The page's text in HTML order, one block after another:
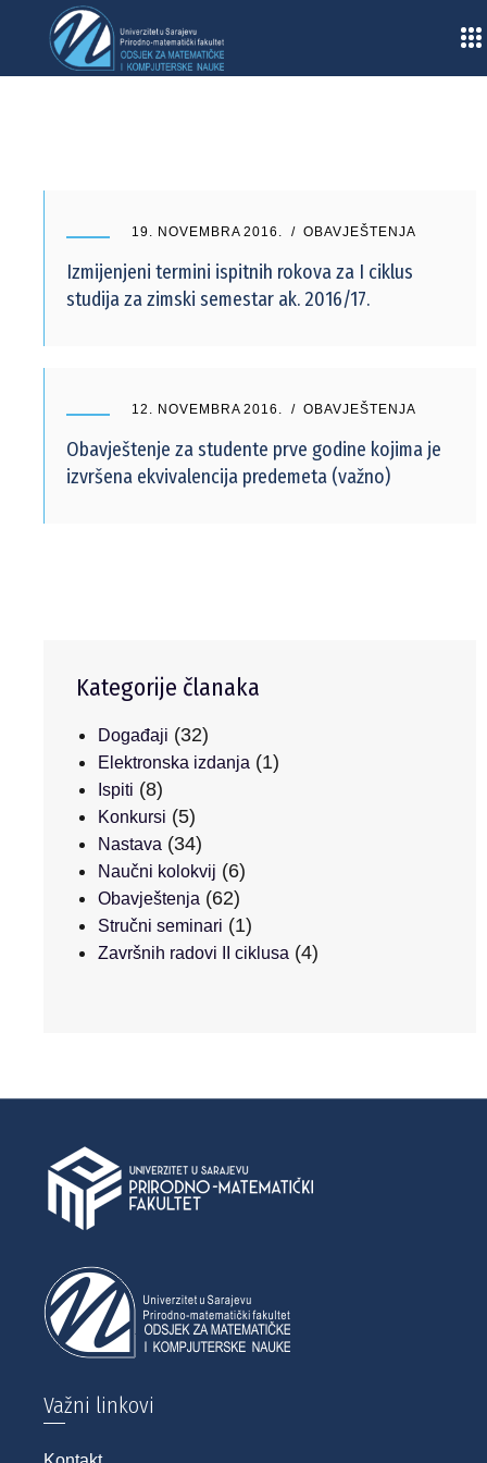
19. NOVEMBRA 2016. OBAVJEŠTENJA
Izmijenjeni termini ispitnih rokova za I ciklus
studija za zimski semestar ak. 2016/17.
12. NOVEMBRA 2016. OBAVJEŠTENJA
Obavještenje za studente prve godine kojima je
izvršena ekvivalencija predemeta (važno)
Kategorije članaka
Događaji (32)
Elektronska izdanja (1)
Ispiti (8)
Konkursi (5)
Nastava (34)
Naučni kolokvij (6)
Obavještenja (62)
Stručni seminari (1)
Završnih radovi II ciklusa (4)
Važni linkovi